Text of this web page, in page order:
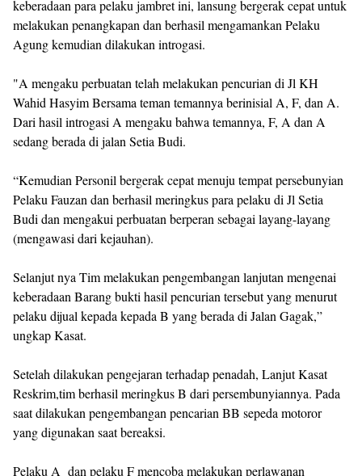
keberadaan para pelaku jambret ini, lansung bergerak cepat untuk
melakukan penangkapan dan berhasil mengamankan Pelaku
Agung kemudian dilakukan introgasi.
"A mengaku perbuatan telah melakukan pencurian di Jl KH
Wahid Hasyim Bersama teman temannya berinisial A, F, dan A.
Dari hasil introgasi A mengaku bahwa temannya, F, A dan A
sedang berada di jalan Setia Budi.
“Kemudian Personil bergerak cepat menuju tempat persebunyian
Pelaku Fauzan dan berhasil meringkus para pelaku di Jl Setia
Budi dan mengakui perbuatan berperan sebagai layang-layang
(mengawasi dari kejauhan).
Selanjut nya Tim melakukan pengembangan lanjutan mengenai
keberadaan Barang bukti hasil pencurian tersebut yang menurut
pelaku dijual kepada kepada B yang berada di Jalan Gagak,”
ungkap Kasat.
Setelah dilakukan pengejaran terhadap penadah, Lanjut Kasat
Reskrim,tim berhasil meringkus B dari persembunyiannya. Pada
saat dilakukan pengembangan pencarian BB sepeda motoror
yang digunakan saat bereaksi.
Pelaku A dan pelaku F mencoba melakukan perlawanan